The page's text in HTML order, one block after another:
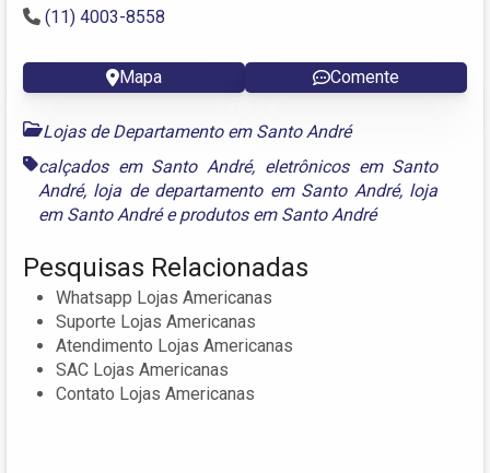
(11) 4003-8558
Mapa Comente
Lojas de Departamento em Santo André
calçados em Santo André, eletrônicos em Santo
André, loja de departamento em Santo André, loja
em Santo Andréeprodutos em Santo André
Pesquisas Relacionadas
Whatsapp Lojas Americanas
Suporte Lojas Americanas
Atendimento Lojas Americanas
SAC Lojas Americanas
Contato Lojas Americanas